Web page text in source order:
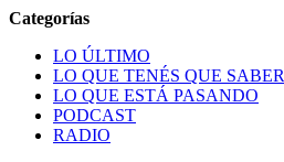
LO ÚLTIMO
LO QUE TENÉS QUE SABER
LO QUE ESTÁ PASANDO
PODCAST
RADIO